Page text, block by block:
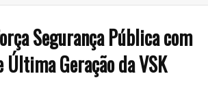
Segurança Pública com
Geração da VSK